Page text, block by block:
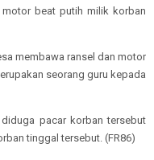
beat putih milik korban
membawa ransel dan motor
seorang guru kepada
pacar korban tersebut
tinggal tersebut. (FR86)